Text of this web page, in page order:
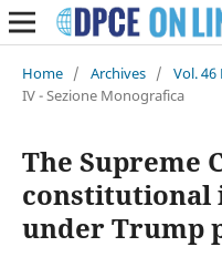
Home / Archives / Vol. 46
IV - Sezione Monografica
The Supreme
under Trump